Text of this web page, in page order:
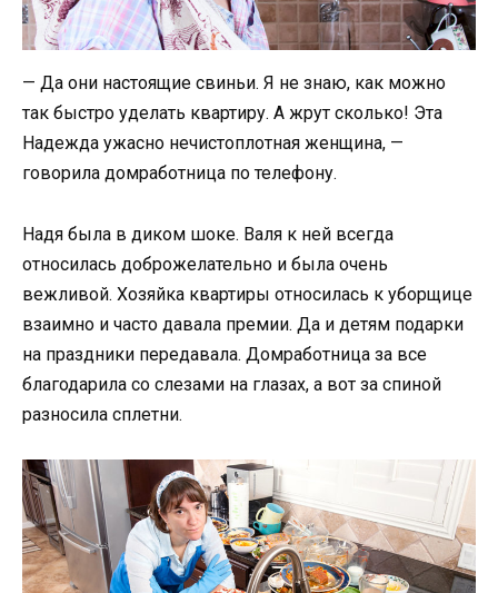
— Да они настоящие свиньи. Я не знаю, как можно
так быстро уделать квартиру. А жрут сколько! Эта
Надежда ужасно нечистоплотная женщина, —
говорила домработница по телефону.
Надя была в диком шоке. Валя к ней всегда
относилась доброжелательно и была очень
вежливой. Хозяйка квартиры относилась к уборщице
взаимно и часто давала премии. Да и детям подарки
на праздники передавала. Домработница за все
благодарила со слезами на глазах, а вот за спиной
разносила сплетни.